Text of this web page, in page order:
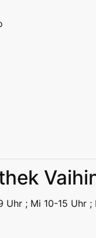
Platz
Kinder | Freizeit
Kinder | Freizeit
; Mi 10-15 Uhr ;